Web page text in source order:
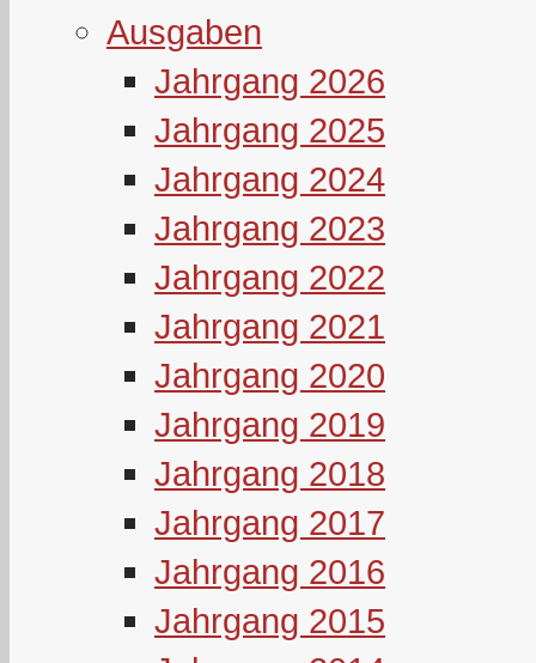
Ausgaben
Jahrgang 2026
Jahrgang 2025
Jahrgang 2024
Jahrgang 2023
Jahrgang 2022
Jahrgang 2021
Jahrgang 2020
Jahrgang 2019
Jahrgang 2018
Jahrgang 2017
Jahrgang 2016
Jahrgang 2015